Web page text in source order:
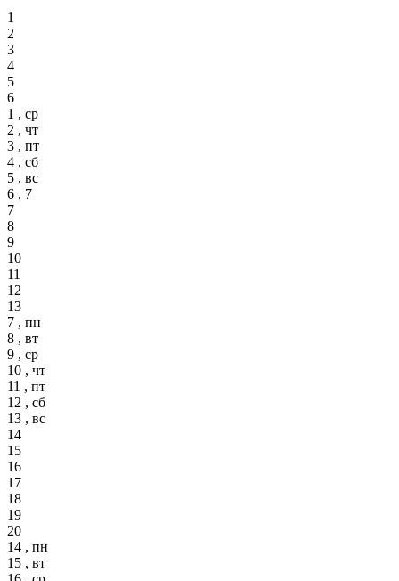
1
2
3
4
5
6
1 , ср
2 , чт
3 , пт
4 , сб
5 , вс
6 , 7
7
8
9
10
11
12
13
7 , пн
8 , вт
9 , ср
10 , чт
11 , пт
12 , сб
13 , вс
14
15
16
17
18
19
20
14 , пн
15 , вт